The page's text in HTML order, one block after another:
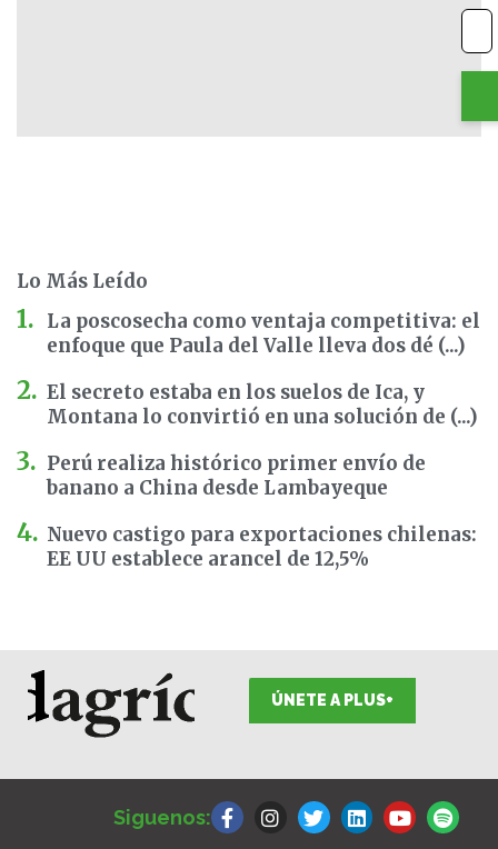
Lo Más Leído
La poscosecha como ventaja competitiva: el
enfoque que Paula del Valle lleva dos dé (...)
El secreto estaba en los suelos de Ica, y
Montana lo convirtió en una solución de (...)
Perú realiza histórico primer envío de
banano a China desde Lambayeque
Nuevo castigo para exportaciones chilenas:
EE UU establece arancel de 12,5%
ÚNETE A PLUS+
Siguenos:
a
c
n
s
w
i
i
n
o
u
p
o